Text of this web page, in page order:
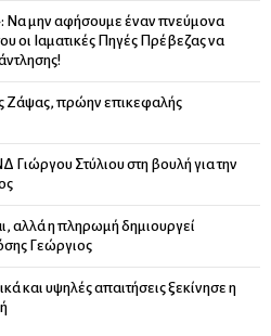
Να μην αφήσουμε έναν πνεύμονα
οι Ιαματικές Πηγές Πρέβεζας να
πρώην επικεφαλής
Γιώργου Στύλιου στη βουλή για την
αλλά η πληρωμή δημιουργεί
Γεώργιος
και υψηλές απαιτήσεις ξεκίνησε η